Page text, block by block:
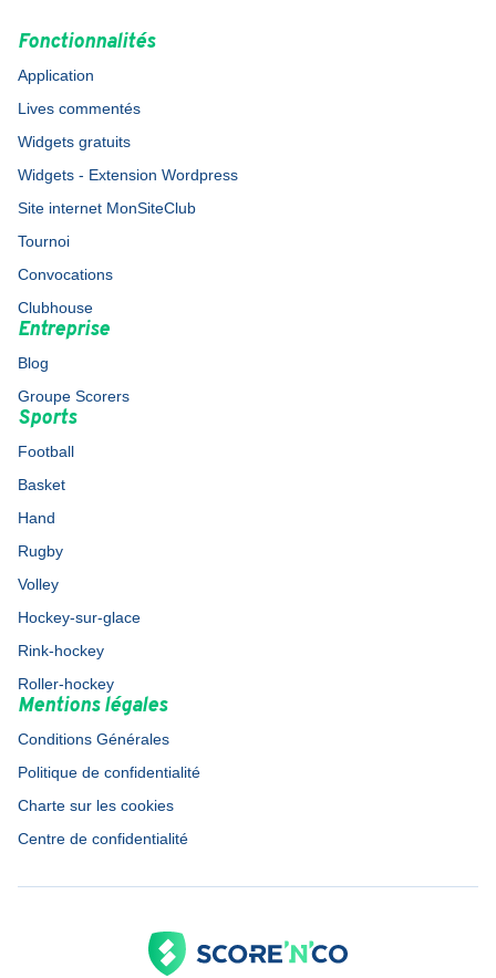
Fonctionnalités
Application
Lives commentés
Widgets gratuits
Widgets - Extension Wordpress
Site internet MonSiteClub
Tournoi
Convocations
Clubhouse
Entreprise
Blog
Groupe Scorers
Sports
Football
Basket
Hand
Rugby
Volley
Hockey-sur-glace
Rink-hockey
Roller-hockey
Mentions légales
Conditions Générales
Politique de confidentialité
Charte sur les cookies
Centre de confidentialité